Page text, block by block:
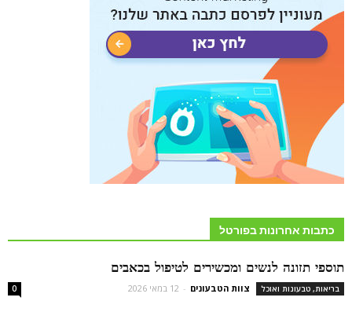
כתבות אחרונות בפורטל
תוספי תזונה לנשים ומכשירים לטיפול בכאבים
בריאות, טבעונות ואוכל צוות הטבעונים - 12 במאי 2026 0